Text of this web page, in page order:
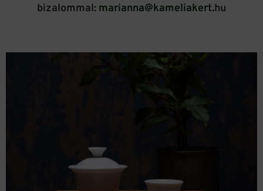
bizalommal: marianna@kameliakert.hu